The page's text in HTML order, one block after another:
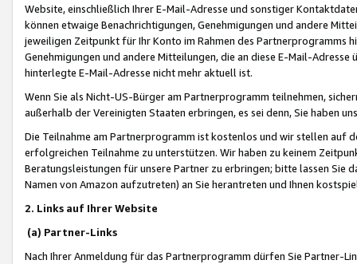
Website, einschließlich Ihrer E-Mail-Adresse und sonstiger
können etwaige Benachrichtigungen, Genehmigungen und andere
jeweiligen Zeitpunkt für Ihr Konto im Rahmen des Partnerprogramms
Genehmigungen und andere Mitteilungen, die an diese E-Mail-
hinterlegte E-Mail-Adresse nicht mehr aktuell ist.
Wenn Sie als Nicht-US-Bürger am Partnerprogramm teilnehmen,
außerhalb der Vereinigten Staaten erbringen, es sei denn, Sie haben
Die Teilnahme am Partnerprogramm ist kostenlos und wir stellen auf
erfolgreichen Teilnahme zu unterstützen. Wir haben zu keinem
Beratungsleistungen für unsere Partner zu erbringen; bitte lassen Sie
Namen von Amazon aufzutreten) an Sie herantreten und Ihnen
2. Links auf Ihrer Website
(a) Partner-Links
Nach Ihrer Anmeldung für das Partnerprogramm dürfen Sie Partner-